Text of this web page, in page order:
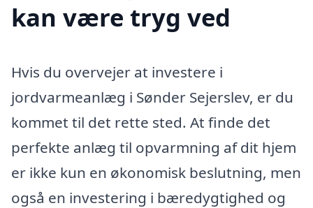
kan være tryg ved
Hvis du overvejer at investere i
jordvarmeanlæg i Sønder Sejerslev, er du
kommet til det rette sted. At finde det
perfekte anlæg til opvarmning af dit hjem
er ikke kun en økonomisk beslutning, men
også en investering i bæredygtighed og